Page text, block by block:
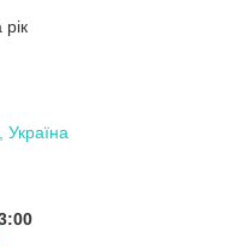
Україна